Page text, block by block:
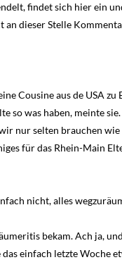
findet sich hier ein
an dieser Stelle
Cousine aus de USA
was haben, meinte sie.
nur selten brauchen
für das Rhein-Main
nicht, alles
bekam. Ach ja,
einfach letzte Woche